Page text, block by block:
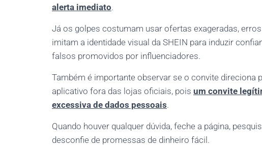
alerta imediato.
Já os golpes costumam usar ofertas exageradas,
imitam a identidade visual da SHEIN para induzir
falsos promovidos por influenciadores.
Também é importante observar se o convite direciona
aplicativo fora das lojas oficiais, pois um convite
excessiva de dados pessoais.
Quando houver qualquer dúvida, feche a página,
desconfie de promessas de dinheiro fácil.